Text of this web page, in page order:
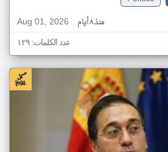
Aug 01, 2026
منذ ٨ أيام
عدد الكلمات: ١٢٩